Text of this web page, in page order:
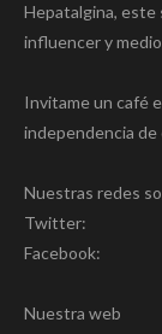
Hepatalgina, este
influencer y
Invitame un café
independencia de
Nuestras redes
Twitter:
Facebook:
Nuestra web